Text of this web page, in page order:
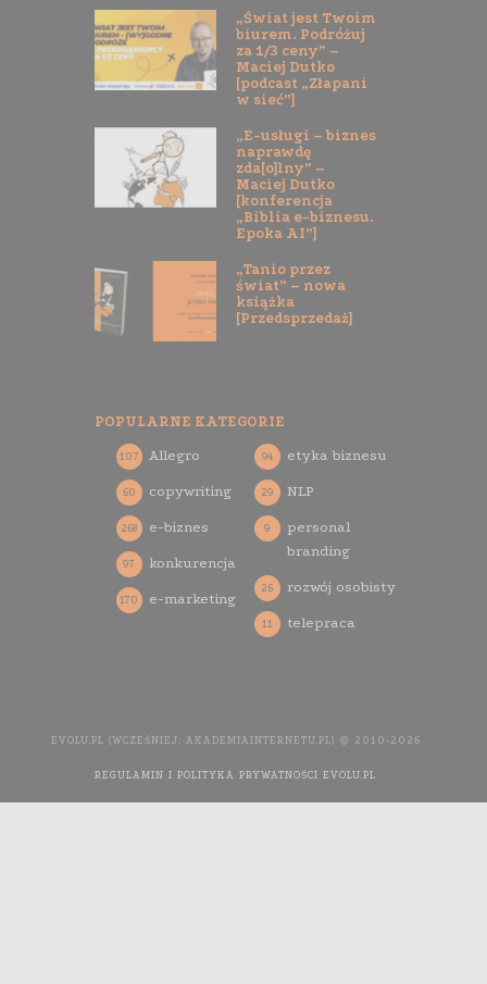
„Świat jest Twoim
biurem. Podróżuj
za 1/3 ceny” –
Maciej Dutko
[podcast „Złapani
w sieć”]
„E-usługi – biznes
naprawdę
zda[o]lny” –
Maciej Dutko
[konferencja
„Biblia e-biznesu.
Epoka AI”]
„Tanio przez
świat” – nowa
książka
[Przedsprzedaż]
POPULARNE KATEGORIE
Allegro
107
copywriting
60
e-biznes
268
konkurencja
97
e-marketing
170
etyka biznesu
94
NLP
29
personal
branding
9
rozwój osobisty
26
telepraca
11
EVOLU.PL (WCZEŚNIEJ: AKADEMIAINTERNETU.PL) © 2010-2026
REGULAMIN I POLITYKA PRYWATNOŚCI EVOLU.PL